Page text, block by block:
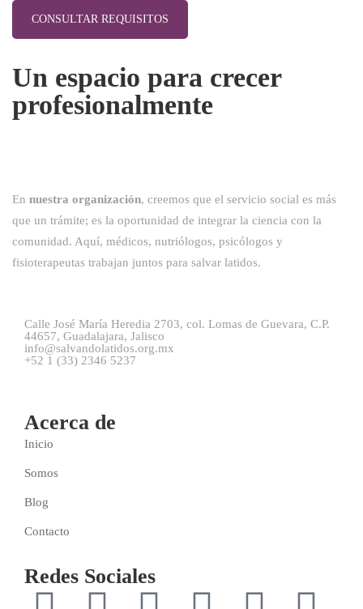
CONSULTAR REQUISITOS
Un espacio para crecer
profesionalmente
En nuestra organización, creemos que el servicio social es más
que un trámite; es la oportunidad de integrar la ciencia con la
comunidad. Aquí, médicos, nutriólogos, psicólogos y
fisioterapeutas trabajan juntos para salvar latidos.
Calle José María Heredia 2703, col. Lomas de Guevara, C.P.
44657, Guadalajara, Jalisco
info@salvandolatidos.org.mx
+52 1 (33) 2346 5237
Acerca de
Inicio
Somos
Blog
Contacto
Redes Sociales